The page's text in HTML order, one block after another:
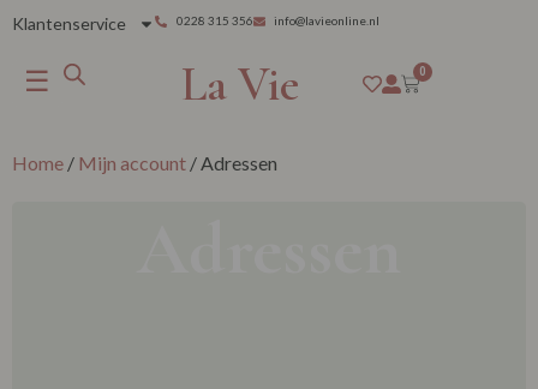
Klantenservice 0228 315 356 info@lavieonline.nl
☰ La Vie 0
Home / Mijn account / Adressen